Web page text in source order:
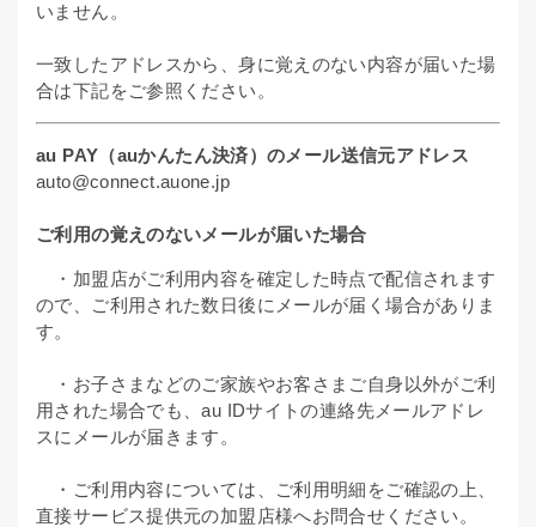
いません。
一致したアドレスから、身に覚えのない内容が届いた場
合は下記をご参照ください。
au PAY（auかんたん決済）のメール送信元アドレス
auto@connect.auone.jp
ご利用の覚えのないメールが届いた場合
・加盟店がご利用内容を確定した時点で配信されます
ので、ご利用された数日後にメールが届く場合がありま
す。
・お子さまなどのご家族やお客さまご自身以外がご利
用された場合でも、au IDサイトの連絡先メールアドレ
スにメールが届きます。
・ご利用内容については、ご利用明細をご確認の上、
直接サービス提供元の加盟店様へお問合せください。